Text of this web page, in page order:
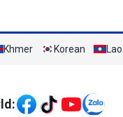
Khmer Korean Lao